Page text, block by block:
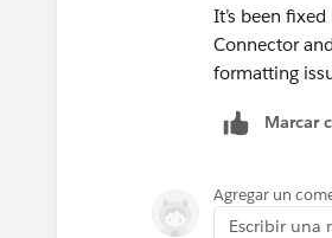
It’s been
Connector
formatting
Marcar
Agregar un
Escribir una